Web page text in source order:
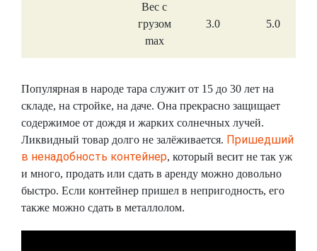
Вес с
грузом
max
3.0 5.0
Популярная в народе тара служит от 15 до 30 лет на
складе, на стройке, на даче. Она прекрасно защищает
содержимое от дождя и жарких солнечных лучей.
Ликвидный товар долго не залёживается. Пришедший
в ненадобность контейнер, который весит не так уж
и много, продать или сдать в аренду можно довольно
быстро. Если контейнер пришел в непригодность, его
также можно сдать в металлолом.